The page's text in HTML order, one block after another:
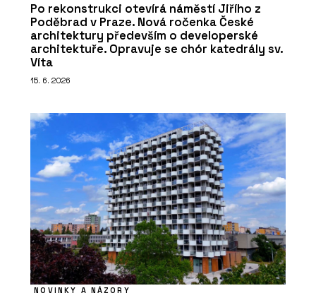
Po rekonstrukci otevírá náměstí Jiřího z
Poděbrad v Praze. Nová ročenka České
architektury především o developerské
architektuře. Opravuje se chór katedrály sv.
Víta
15. 6. 2026
NOVINKY A NÁZORY